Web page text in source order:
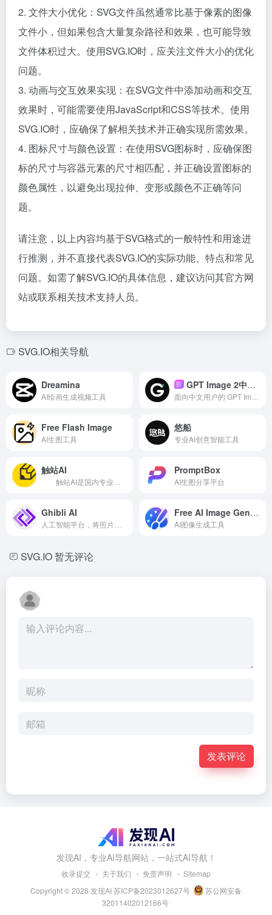
2. 文件大小优化：SVG文件虽然通常比基于像素的图像
文件小，但如果包含大量复杂路径和效果，也可能导致
文件体积过大。使用SVG.IO时，应关注文件大小的优化
问题。
3. 动画与交互效果实现：在SVG文件中添加动画和交互
效果时，可能需要使用JavaScript和CSS等技术。使用
SVG.IO时，应确保了解相关技术并正确实现所需效果。
4. 图标尺寸与颜色设置：在使用SVG图标时，应确保图
标的尺寸与容器元素的尺寸相匹配，并正确设置图标的
颜色属性，以避免出现拉伸、变形或颜色不正确等问
题。
请注意，以上内容均基于SVG格式的一般特性和用途进
行推测，并不直接代表SVG.IO的实际功能、特点和常见
问题。如需了解SVG.IO的具体信息，建议访问其官方网
站或联系相关技术支持人员。
SVG.IO相关导航
Dreamina
AI绘画生成视频工具
新 GPT Image 2中文站
Free Flash Image
AI生图工具
悠船
专业AI创意智能工具
触站AI PromptBox
AI生图分享平台
Ghibli AI Free AI Image Generator
AI图像生成工具
SVG.IO暂无评论
发表评论
发现AI，专业AI导航网站，一站式AI导航！
收录提交 关于我们 免责声明
Sitemap
Copyright © 2026 发现AI苏ICP备2023012627号
苏公网安备
32011402012166号